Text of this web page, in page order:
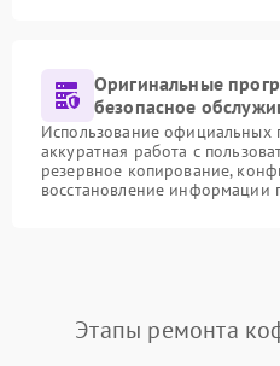
Оригинальные
безопасное
Использование официальных
аккуратная работа с
резервное копирование,
восстановление информации
Этапы ремонта